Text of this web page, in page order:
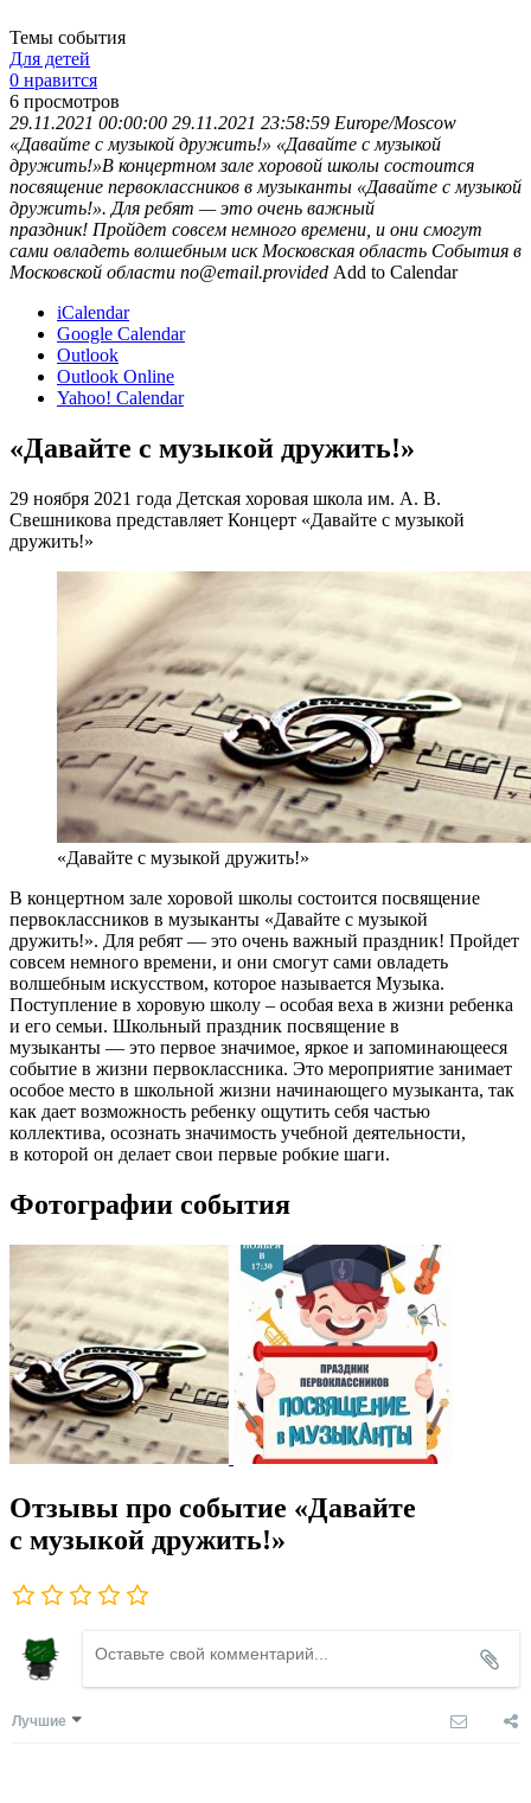
Темы события
Для детей
0 нравится
6 просмотров
29.11.2021 00:00:00 29.11.2021 23:58:59 Europe/Moscow
«Давайте с музыкой дружить!» «Давайте с музыкой
дружить!»В концертном зале хоровой школы состоится
посвящение первоклассников в музыканты «Давайте с музыкой
дружить!». Для ребят — это очень важный
праздник! Пройдет совсем немного времени, и они смогут
сами овладеть волшебным иск Московская область События в
Московской области no@email.provided Add to Calendar
iCalendar
Google Calendar
Outlook
Outlook Online
Yahoo! Calendar
«Давайте с музыкой дружить!»
29 ноября 2021 года Детская хоровая школа им. А. В.
Свешникова представляет Концерт «Давайте с музыкой
дружить!»
«Давайте с музыкой дружить!»
В концертном зале хоровой школы состоится посвящение
первоклассников в музыканты «Давайте с музыкой
дружить!». Для ребят — это очень важный праздник! Пройдет
совсем немного времени, и они смогут сами овладеть
волшебным искусством, которое называется Музыка.
Поступление в хоровую школу – особая веха в жизни ребенка
и его семьи. Школьный праздник посвящение в
музыканты — это первое значимое, яркое и запоминающееся
событие в жизни первоклассника. Это мероприятие занимает
особое место в школьной жизни начинающего музыканта, так
как дает возможность ребенку ощутить себя частью
коллектива, осознать значимость учебной деятельности,
в которой он делает свои первые робкие шаги.
Фотографии события
Отзывы про событие «Давайте
с музыкой дружить!»
Лучшие